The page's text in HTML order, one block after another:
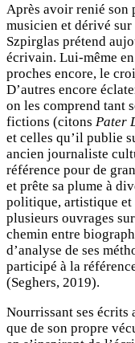
Après avoir renié son
musicien et dérivé sur
Szpirglas prétend
écrivain. Lui-même
proches encore, le
D’autres encore
on les comprend tant
fictions (citons Pater
et celles qu’il publie
ancien journaliste
référence pour de
et prête sa plume à
politique, artistique
plusieurs ouvrages
chemin entre
d’analyse de ses
participé à la
(Seghers, 2019).
Nourrissant ses écrits
que de son propre